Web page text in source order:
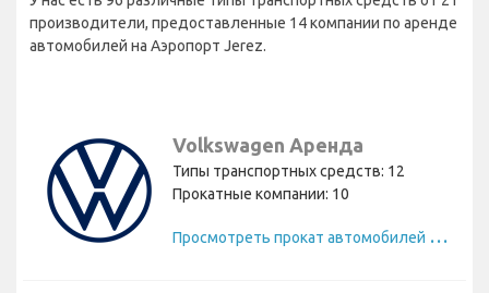
производители, предоставленные 14 компании по аренде
автомобилей на Аэропорт Jerez.
Volkswagen Аренда
Типы транспортных средств: 12
Прокатные компании: 10
П
росмотреть прокат автомобилей Volkswagen